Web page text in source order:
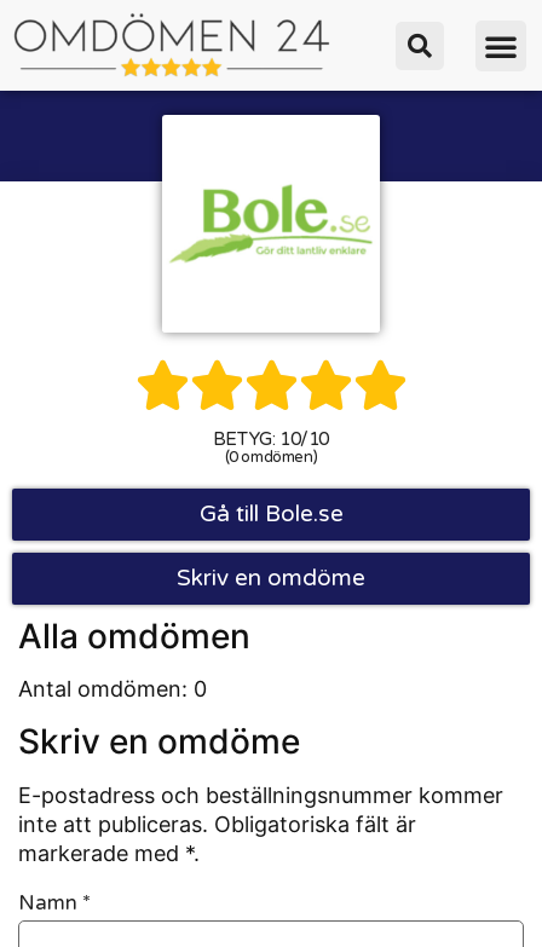

BETYG: 10/10
(0 omdömen)
Gå till Bole.se
Skriv en omdöme
Alla omdömen
Antal omdömen: 0
Skriv en omdöme
E-postadress och beställningsnummer kommer
inte att publiceras. Obligatoriska fält är
markerade med *.
Namn *